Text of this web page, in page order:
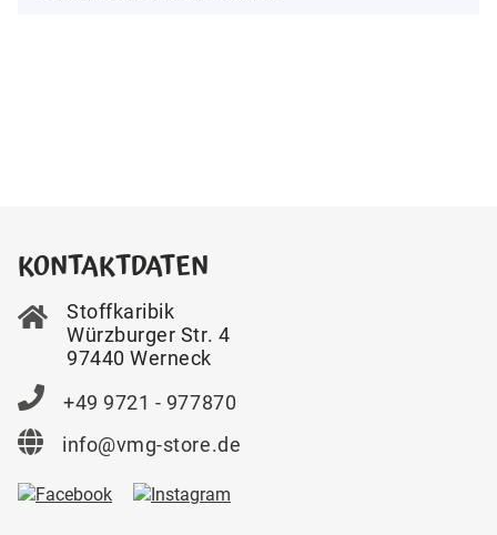
KONTAKTDATEN
Stoffkaribik
Würzburger Str. 4
97440 Werneck
+49 9721 - 977870
info@vmg-store.de